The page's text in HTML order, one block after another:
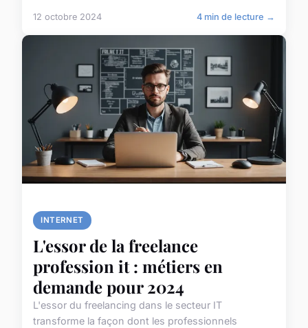
12 octobre 2024 4 min de lecture →
INTERNET
L'essor de la freelance
profession it : métiers en
demande pour 2024
L'essor du freelancing dans le secteur IT
transforme la façon dont les professionnels